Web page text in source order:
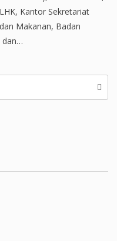
Kantor Sekretariat
Makanan, Badan
dan…